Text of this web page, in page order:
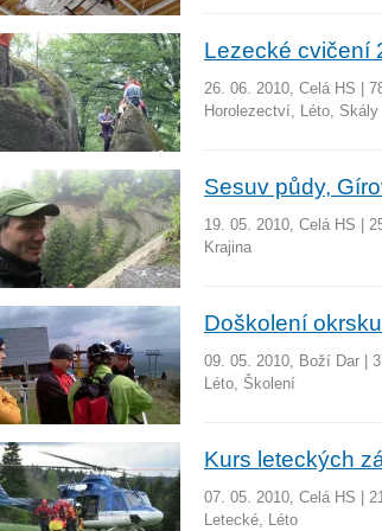
Lezecké cvičení
26. 06. 2010, Celá HS
Horolezectví, Léto, Skály
Sesuv půdy,
19. 05. 2010, Celá HS
Krajina
Doškolení
09. 05. 2010, Boží Dar
Léto, Školení
Kurs leteckých
07. 05. 2010, Celá HS
Letecké, Léto